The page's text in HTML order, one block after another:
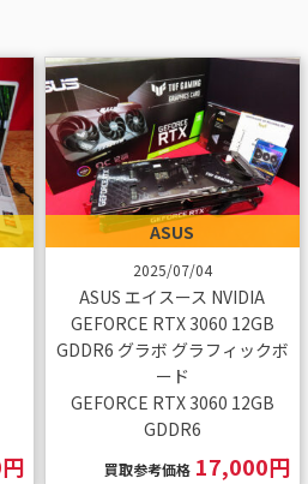
ASUS
2025/07/04
ASUS エイスース NVIDIA
GEFORCE RTX 3060 12GB
GDDR6 グラボ グラフィックボ
ード
GEFORCE RTX 3060 12GB
GDDR6
買取参考価格 17,000円